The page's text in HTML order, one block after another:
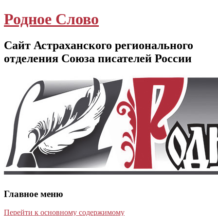
Родное Слово
Сайт Астраханского регионального
отделения Союза писателей России
Главное меню
Перейти к основному содержимому